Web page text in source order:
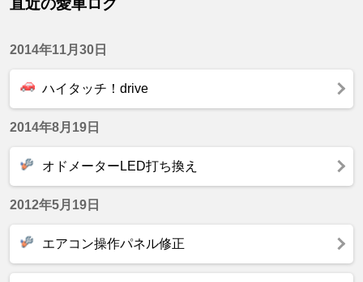
直近の愛車ログ
2014年11月30日
ハイタッチ！drive
2014年8月19日
オドメーターLED打ち換え
2012年5月19日
エアコン操作パネル修正